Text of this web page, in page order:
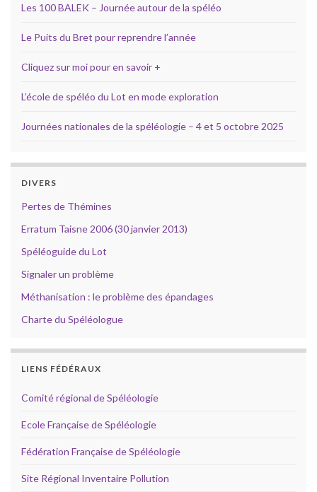
Les 100 BALEK – Journée autour de la spéléo
Le Puits du Bret pour reprendre l’année
Cliquez sur moi pour en savoir +
L’école de spéléo du Lot en mode exploration
Journées nationales de la spéléologie – 4 et 5 octobre 2025
DIVERS
Pertes de Thémines
Erratum Taisne 2006 (30 janvier 2013)
Spéléoguide du Lot
Signaler un problème
Méthanisation : le problème des épandages
Charte du Spéléologue
LIENS FÉDÉRAUX
Comité régional de Spéléologie
Ecole Française de Spéléologie
Fédération Française de Spéléologie
Site Régional Inventaire Pollution